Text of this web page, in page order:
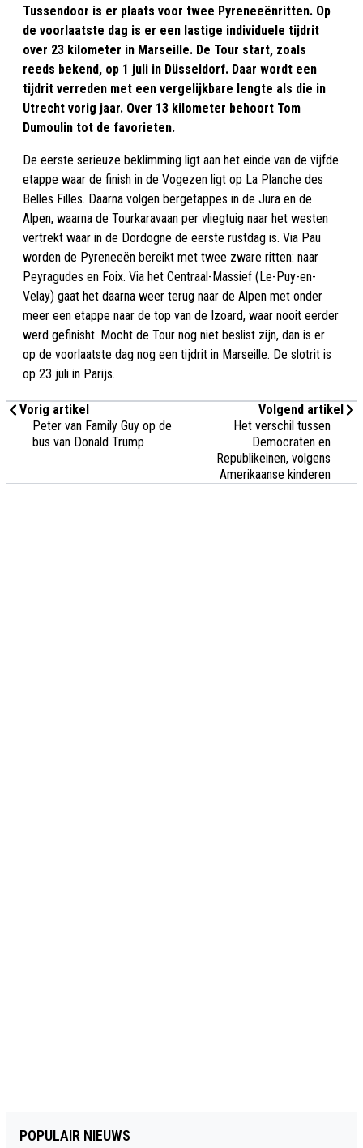
Tussendoor is er plaats voor twee Pyreneeënritten. Op
de voorlaatste dag is er een lastige individuele tijdrit
over 23 kilometer in Marseille. De Tour start, zoals
reeds bekend, op 1 juli in Düsseldorf. Daar wordt een
tijdrit verreden met een vergelijkbare lengte als die in
Utrecht vorig jaar. Over 13 kilometer behoort Tom
Dumoulin tot de favorieten.
De eerste serieuze beklimming ligt aan het einde van de vijfde
etappe waar de finish in de Vogezen ligt op La Planche des
Belles Filles. Daarna volgen bergetappes in de Jura en de
Alpen, waarna de Tourkaravaan per vliegtuig naar het westen
vertrekt waar in de Dordogne de eerste rustdag is. Via Pau
worden de Pyreneeën bereikt met twee zware ritten: naar
Peyragudes en Foix. Via het Centraal-Massief (Le-Puy-en-
Velay) gaat het daarna weer terug naar de Alpen met onder
meer een etappe naar de top van de Izoard, waar nooit eerder
werd gefinisht. Mocht de Tour nog niet beslist zijn, dan is er
op de voorlaatste dag nog een tijdrit in Marseille. De slotrit is
op 23 juli in Parijs.
Vorig artikel
Peter van Family Guy op de
bus van Donald Trump
Volgend artikel
Het verschil tussen
Democraten en
Republikeinen, volgens
Amerikaanse kinderen
POPULAIR NIEUWS